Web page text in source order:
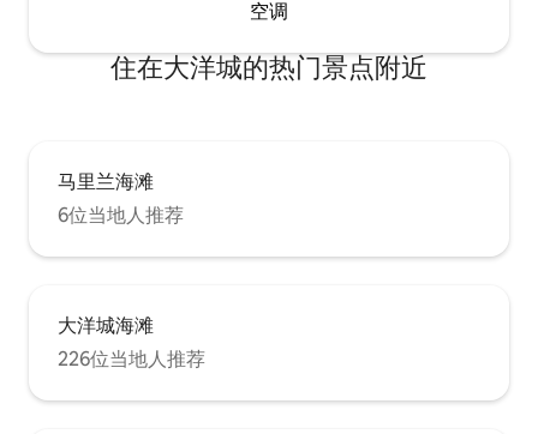
空调
住在大洋城的热门景点附近
马里兰海滩
6位当地人推荐
大洋城海滩
226位当地人推荐